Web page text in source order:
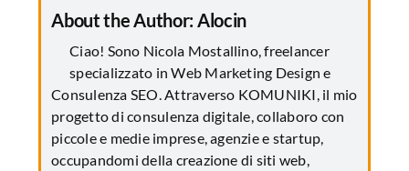
About the Author:Alocin
Ciao! Sono Nicola Mostallino, freelancer
specializzato in Web Marketing Design e
Consulenza SEO. Attraverso KOMUNIKI, il mio
progetto di consulenza digitale, collaboro con
piccole e medie imprese, agenzie e startup,
occupandomi della creazione di siti web,